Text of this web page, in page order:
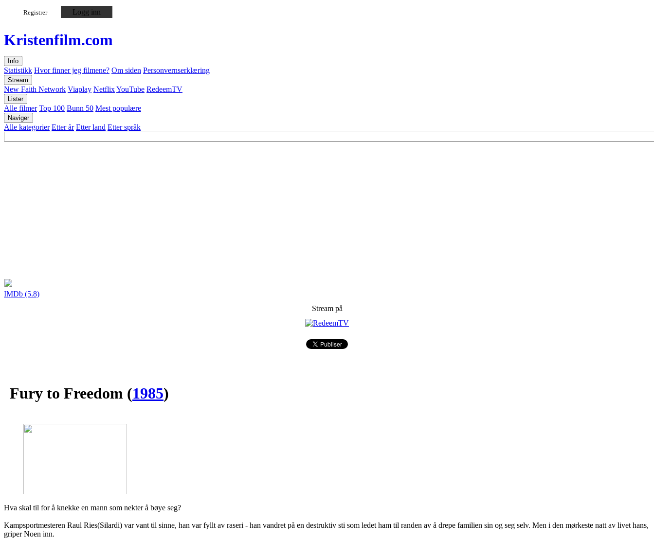
Registrer Logg inn
Kristenfilm.com
Info
Statistikk Hvor finner jeg filmene? Om siden Personvernserklæring
Stream
New Faith Network Viaplay NetflixYouTube RedeemTV
Lister
Alle filmer Top 100 Bunn 50 Mest populære
Naviger
Alle kategorier Etter år Etter land Etter språk
IMDb (5.8)
Stream på
Fury to Freedom (1985)
Hva skal til for å knekke en mann som nekter å bøye seg?
Kampsportmesteren Raul Ries(Silardi) var vant til sinne, han var fyllt av raseri - han vandret på en destruktiv sti som ledet ham til randen av å drepe familien sin og seg selv. Men i den mørkeste natt av livet hans,
griper Noen inn.